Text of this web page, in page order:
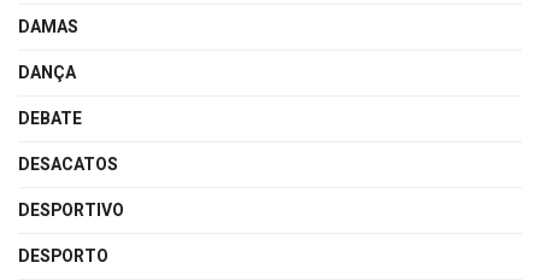
DAMAS
DANÇA
DEBATE
DESACATOS
DESPORTIVO
DESPORTO